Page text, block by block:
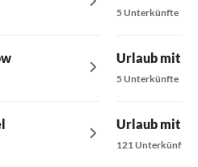
5 Unterkünfte
Urlaub mit
5 Unterkünfte
Urlaub mit
121 Unterkünfte